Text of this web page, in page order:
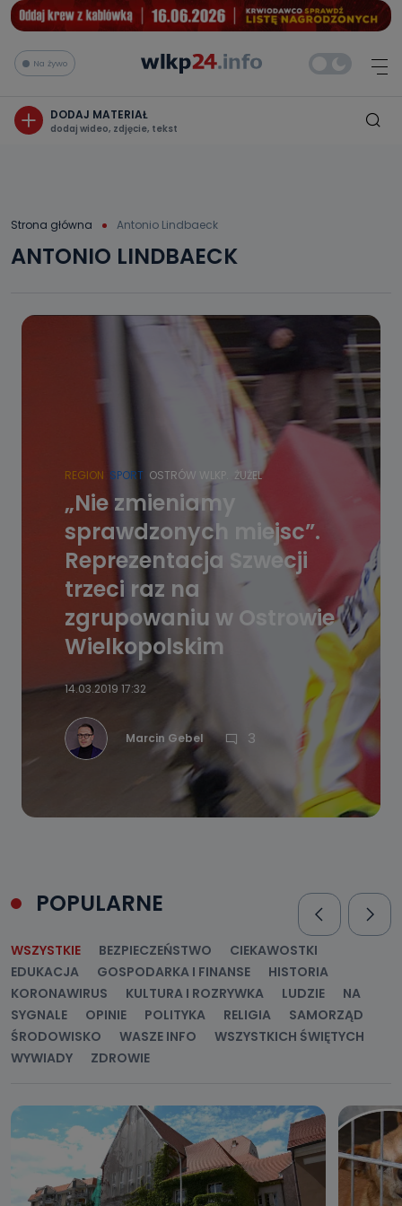
Na żywo
DODAJ MATERIAŁ
dodaj wideo, zdjęcie, tekst
Strona główna Antonio Lindbaeck
ANTONIO LINDBAECK
REGION SPORT OSTRÓW WLKP. ŻUŻEL
„Nie zmieniamy
sprawdzonych miejsc”.
Reprezentacja Szwecji
trzeci raz na
zgrupowaniu w Ostrowie
Wielkopolskim
14.03.2019 17:32
Marcin Gebel 3
POPULARNE
WSZYSTKIE BEZPIECZEŃSTWO
CIEKAWOSTKI
EDUKACJA
GOSPODARKA I FINANSE
HISTORIA
KORONAWIRUS
KULTURA I ROZRYWKA LUDZIE
NA
SYGNALE
OPINIE POLITYKA RELIGIA
SAMORZĄD
ŚRODOWISKO
WASZE INFO
WSZYSTKICH ŚWIĘTYCH
WYWIADY
ZDROWIE